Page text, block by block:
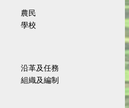
農民
學校
沿革及任務
組織及編制